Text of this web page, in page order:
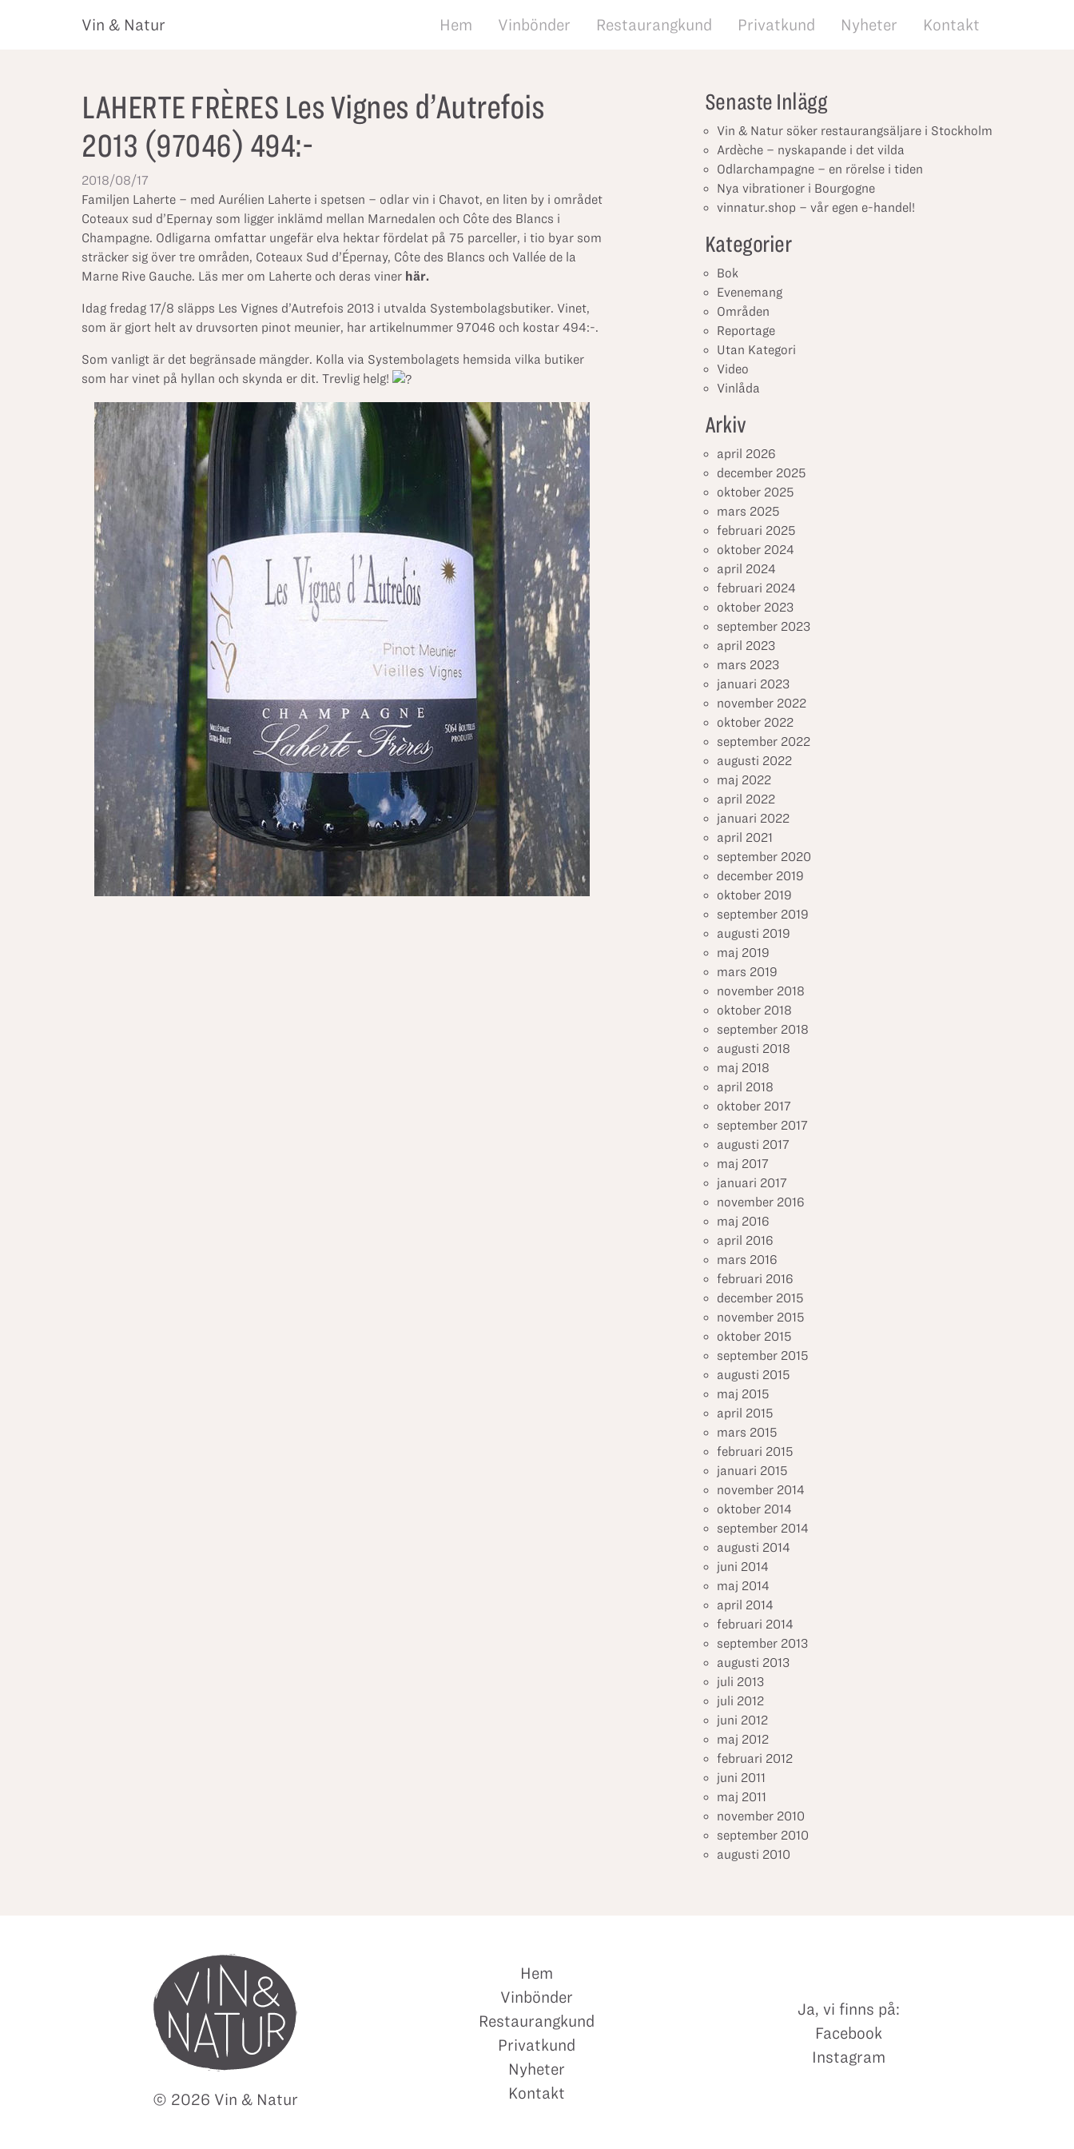
Vin & Natur Hem Vinbönder Restaurangkund Privatkund Nyheter Kontakt
LAHERTE FRÈRES Les Vignes d’Autrefois
2013 (97046) 494:-
2018/08/17
Familjen Laherte – med Aurélien Laherte i spetsen – odlar vin i Chavot, en liten by i området
Coteaux sud d’Epernay som ligger inklämd mellan Marnedalen och Côte des Blancs i
Champagne. Odligarna omfattar ungefär elva hektar fördelat på 75 parceller, i tio byar som
sträcker sig över tre områden, Coteaux Sud d’Épernay, Côte des Blancs och Vallée de la
Marne Rive Gauche. Läs mer om Laherte och deras viner här.
Idag fredag 17/8 släpps Les Vignes d’Autrefois 2013 i utvalda Systembolagsbutiker. Vinet,
som är gjort helt av druvsorten pinot meunier, har artikelnummer 97046 och kostar 494:-.
Som vanligt är det begränsade mängder. Kolla via Systembolagets hemsida vilka butiker
som har vinet på hyllan och skynda er dit. Trevlig helg!
Senaste Inlägg
Vin & Natur söker restaurangsäljare i Stockholm
Ardèche – nyskapande i det vilda
Odlarchampagne – en rörelse i tiden
Nya vibrationer i Bourgogne
vinnatur.shop – vår egen e-handel!
Kategorier
Bok
Evenemang
Områden
Reportage
Utan Kategori
Video
Vinlåda
Arkiv
april 2026
december 2025
oktober 2025
mars 2025
februari 2025
oktober 2024
april 2024
februari 2024
oktober 2023
september 2023
april 2023
mars 2023
januari 2023
november 2022
oktober 2022
september 2022
augusti 2022
maj 2022
april 2022
januari 2022
april 2021
september 2020
december 2019
oktober 2019
september 2019
augusti 2019
maj 2019
mars 2019
november 2018
oktober 2018
september 2018
augusti 2018
maj 2018
april 2018
oktober 2017
september 2017
augusti 2017
maj 2017
januari 2017
november 2016
maj 2016
april 2016
mars 2016
februari 2016
december 2015
november 2015
oktober 2015
september 2015
augusti 2015
maj 2015
april 2015
mars 2015
februari 2015
januari 2015
november 2014
oktober 2014
september 2014
augusti 2014
juni 2014
maj 2014
april 2014
februari 2014
september 2013
augusti 2013
juli 2013
juli 2012
juni 2012
maj 2012
februari 2012
juni 2011
maj 2011
november 2010
september 2010
augusti 2010
© 2026 Vin & Natur
Hem
Vinbönder
Restaurangkund
Privatkund
Nyheter
Kontakt
Ja, vi finns på:
Facebook
Instagram